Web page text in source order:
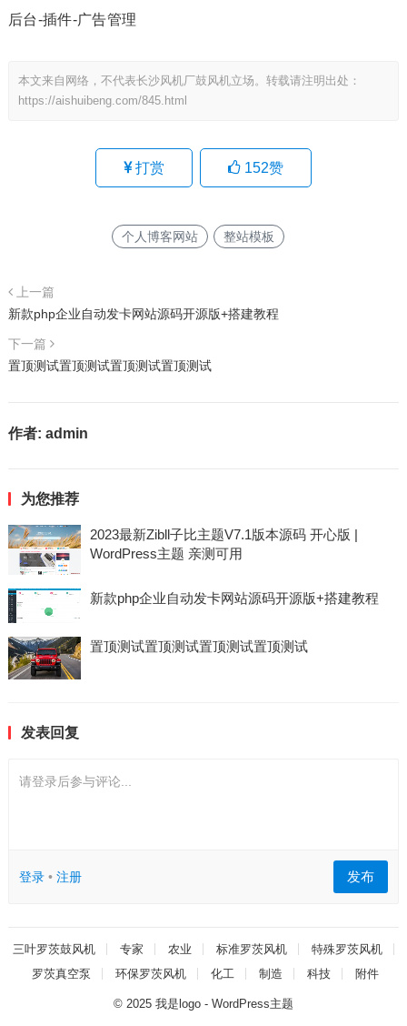
后台-插件-广告管理
本文来自网络，不代表长沙风机厂鼓风机立场。转载请注明出处：
https://aishuibeng.com/845.html
打赏 152赞
个人博客网站 整站模板
上一篇
新款php企业自动发卡网站源码开源版+搭建教程
下一篇
置顶测试置顶测试置顶测试置顶测试
作者: admin
为您推荐
2023最新Zibll子比主题V7.1版本源码 开心版 |
WordPress主题 亲测可用
新款php企业自动发卡网站源码开源版+搭建教程
置顶测试置顶测试置顶测试置顶测试
发表回复
请登录后参与评论...
登录• 注册 发布
三叶罗茨鼓风机 专家 农业 标准罗茨风机
特殊罗茨风机
罗茨真空泵
环保罗茨风机 化工 制造 科技 附件
© 2025 我是logo- WordPress主题